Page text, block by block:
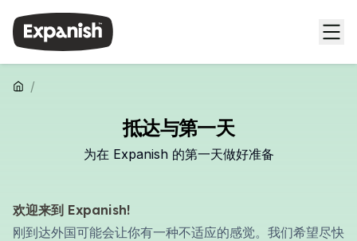
/
抵达与第一天
为在 Expanish 的第一天做好准备
欢迎来到 Expanish!
刚到达外国可能会让你有一种不适应的感觉。我们希望尽快